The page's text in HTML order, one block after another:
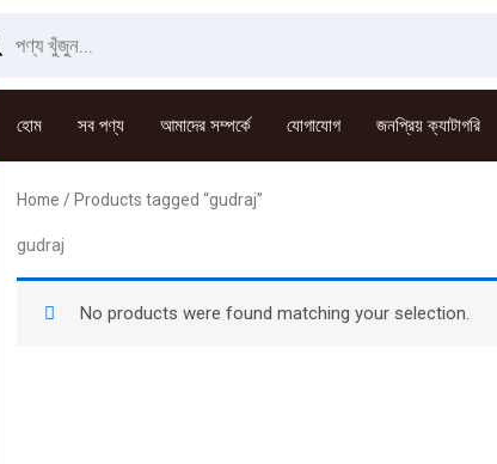
হোম সব পণ্য আমাদের সম্পর্কে যোগাযোগ জনপ্রিয় ক্যাটাগরি
Home / Products tagged “gudraj”
gudraj
No products were found matching your selection.